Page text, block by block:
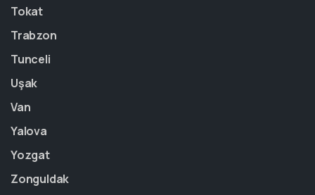
Tokat
Trabzon
Tunceli
Uşak
Van
Yalova
Yozgat
Zonguldak